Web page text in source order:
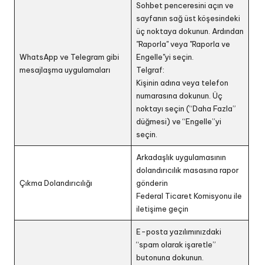
WhatsApp ve Telegram gibi
mesajlaşma uygulamaları
Sohbet penceresini açın ve
sayfanın sağ üst köşesindeki
üç noktaya dokunun. Ardından
"Raporla" veya "Raporla ve
Engelle"yi seçin.
Telgraf:
Kişinin adına veya telefon
numarasına dokunun. Üç
noktayı seçin (“Daha Fazla”
düğmesi) ve “Engelle”yi
seçin.
Çıkma Dolandırıcılığı
Arkadaşlık uygulamasının
dolandırıcılık masasına rapor
gönderin
Federal Ticaret Komisyonu ile
iletişime geçin
E-posta yazılımınızdaki
“spam olarak işaretle”
butonuna dokunun.